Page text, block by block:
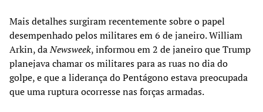
Mais detalhes surgiram recentemente sobre o papel
desempenhado pelos militares em 6 de janeiro. William
Arkin, daNewsweek, informou em 2 de janeiro que Trump
planejava chamar os militares para as ruas no dia do
golpe, e que a liderança do Pentágono estava preocupada
que uma ruptura ocorresse nas forças armadas.